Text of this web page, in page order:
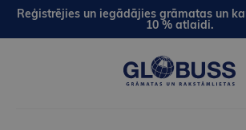
Reģistrējies un iegādājies grāmatas un
10 % atlaidi.